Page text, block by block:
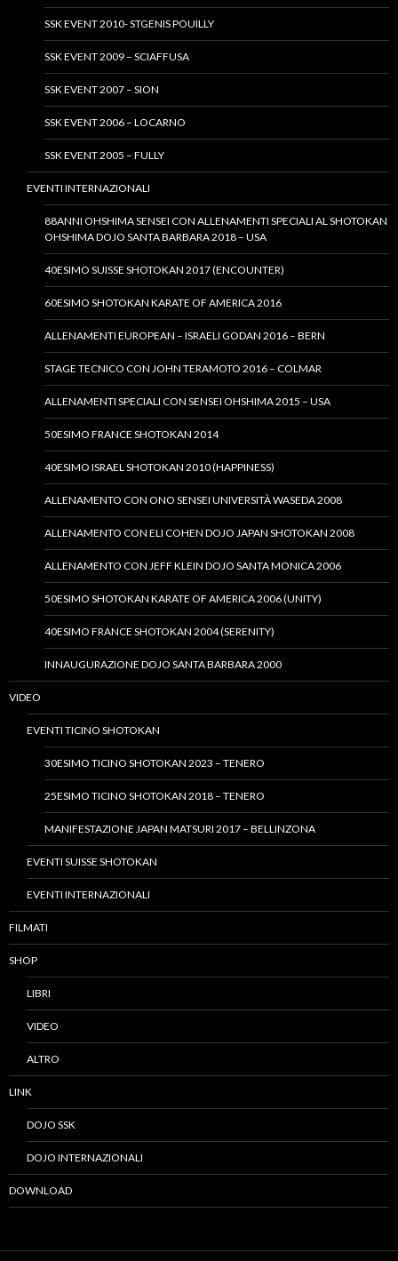
SSK EVENT 2010- STGENIS POUILLY
SSK EVENT 2009 – SCIAFFUSA
SSK EVENT 2007 – SION
SSK EVENT 2006 – LOCARNO
SSK EVENT 2005 – FULLY
EVENTI INTERNAZIONALI
88ANNI OHSHIMA SENSEI CON ALLENAMENTI SPECIALI AL SHOTOKAN
OHSHIMA DOJO SANTA BARBARA 2018 – USA
40ESIMO SUISSE SHOTOKAN 2017 (ENCOUNTER)
60ESIMO SHOTOKAN KARATE OF AMERICA 2016
ALLENAMENTI EUROPEAN – ISRAELI GODAN 2016 – BERN
STAGE TECNICO CON JOHN TERAMOTO 2016 – COLMAR
ALLENAMENTI SPECIALI CON SENSEI OHSHIMA 2015 – USA
50ESIMO FRANCE SHOTOKAN 2014
40ESIMO ISRAEL SHOTOKAN 2010 (HAPPINESS)
ALLENAMENTO CON ONO SENSEI UNIVERSITÀ WASEDA 2008
ALLENAMENTO CON ELI COHEN DOJO JAPAN SHOTOKAN 2008
ALLENAMENTO CON JEFF KLEIN DOJO SANTA MONICA 2006
50ESIMO SHOTOKAN KARATE OF AMERICA 2006 (UNITY)
40ESIMO FRANCE SHOTOKAN 2004 (SERENITY)
INNAUGURAZIONE DOJO SANTA BARBARA 2000
VIDEO
EVENTI TICINO SHOTOKAN
30ESIMO TICINO SHOTOKAN 2023 – TENERO
25ESIMO TICINO SHOTOKAN 2018 – TENERO
MANIFESTAZIONE JAPAN MATSURI 2017 – BELLINZONA
EVENTI SUISSE SHOTOKAN
EVENTI INTERNAZIONALI
FILMATI
SHOP
LIBRI
VIDEO
ALTRO
LINK
DOJO SSK
DOJO INTERNAZIONALI
DOWNLOAD